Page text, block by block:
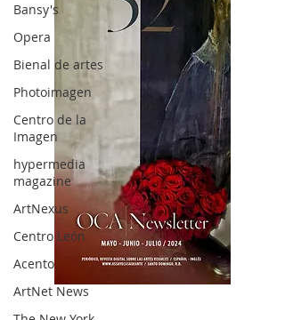
Bansy's
Opera
Bienal de artes
Photoimagen
Centro de la
Imagen
hypermedia
magazine
ArtNexus
Centro León
Acento
ArtNet News
OCA|News 32/ Mayo-Junio-Julio, 2023